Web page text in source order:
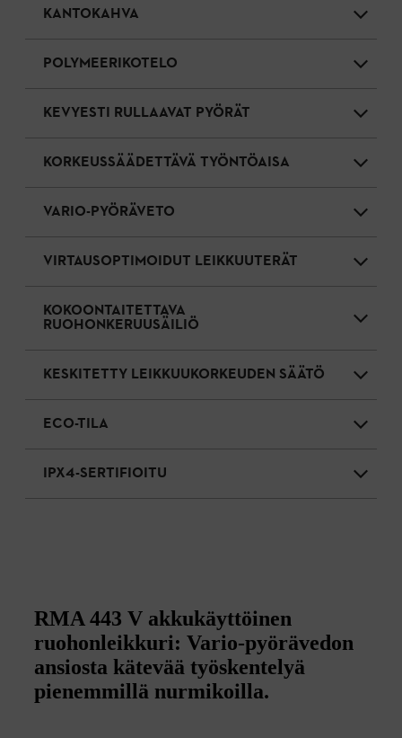
KANTOKAHVA
POLYMEERIKOTELO
KEVYESTI RULLAAVAT PYÖRÄT
KORKEUSSÄÄDETTÄVÄ TYÖNTÖAISA
VARIO-PYÖRÄVETO
VIRTAUSOPTIMOIDUT LEIKKUUTERÄT
KOKOONTAITETTAVA
RUOHONKERUUSÄILIÖ
KESKITETTY LEIKKUUKORKEUDEN SÄÄTÖ
ECO-TILA
IPX4-SERTIFIOITU
RMA 443 V akkukäyttöinen
ruohonleikkuri: Vario-pyörävedon
ansiosta kätevää työskentelyä
pienemmillä nurmikoilla.